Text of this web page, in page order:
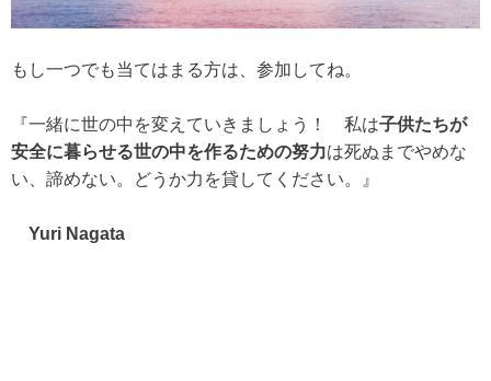
もし一つでも当てはまる方は、参加してね。
『一緒に世の中を変えていきましょう！ 私は子供たちが
安全に暮らせる世の中を作るための努力は死ぬまでやめな
い、諦めない。どうか力を貸してください。』
Yuri Nagata